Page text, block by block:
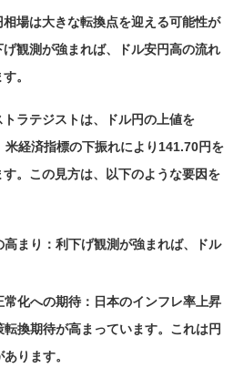
場は大きな転換点を迎える可能性が
観測が強まれば、ドル安円高の流れ
。
ラテジストは、ドル円の上値を
経済指標の下振れにより141.70円を
。この見方は、以下のような要因を
まり：利下げ観測が強まれば、ドル
常化への期待：日本のインフレ率上昇
換期待が高まっています。これは円
ります。